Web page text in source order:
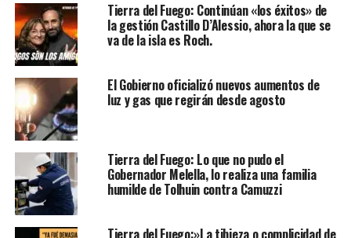
Tierra del Fuego: Continúan «los éxitos» de
la gestión Castillo D’Alessio, ahora la que se
va de la isla es Roch.
El Gobierno oficializó nuevos aumentos de
luz y gas que regirán desde agosto
Tierra del Fuego: Lo que no pudo el
Gobernador Melella, lo realiza una familia
humilde de Tolhuin contra Camuzzi